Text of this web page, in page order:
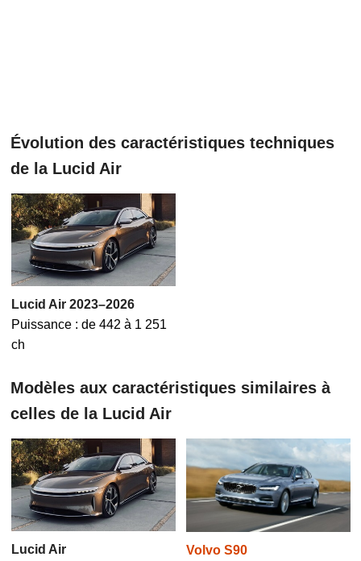
Évolution des caractéristiques techniques
de la Lucid Air
Lucid Air 2023–2026
Puissance : de 442 à 1 251
ch
Modèles aux caractéristiques similaires à
celles de la Lucid Air
Lucid Air
Volvo S90